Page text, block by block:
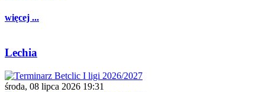
więcej ...
Lechia
środa, 08 lipca 2026 19:31